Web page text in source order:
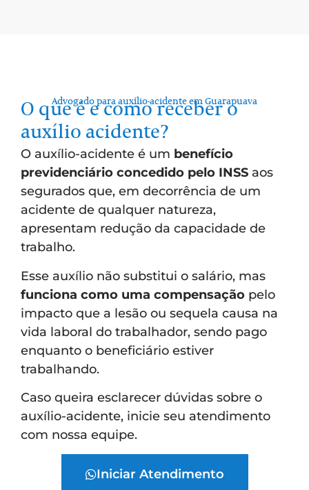
Advogado para auxílio-acidente em Guarapuava
O que é e como receber o
auxílio acidente?
O auxílio-acidente é um benefício
previdenciário concedido pelo INSS aos
segurados que, em decorrência de um
acidente de qualquer natureza,
apresentam redução da capacidade de
trabalho.
Esse auxílio não substitui o salário, mas
funciona como uma compensação pelo
impacto que a lesão ou sequela causa na
vida laboral do trabalhador, sendo pago
enquanto o beneficiário estiver
trabalhando.
Caso queira esclarecer dúvidas sobre o
auxílio-acidente, inicie seu atendimento
com nossa equipe.
Iniciar Atendimento